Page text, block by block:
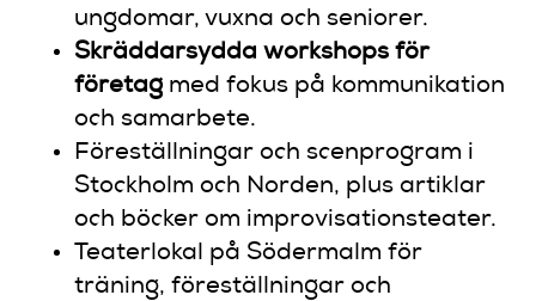
ungdomar, vuxna och seniorer.
Skräddarsydda workshops för
företag med fokus på kommunikation
och samarbete.
Föreställningar och scenprogram i
Stockholm och Norden, plus artiklar
och böcker om improvisationsteater.
Teaterlokal på Södermalm för
träning, föreställningar och